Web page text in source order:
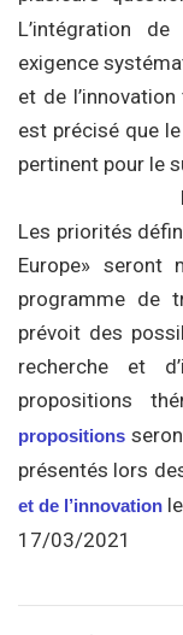
L’intégration
exigence
et de
est précisé que
pertinent pour le
Les priorités
Europe»
programme de
prévoit des
recherche et
propositions
propositions
présentés lors
et de l’innovation
17/03/2021